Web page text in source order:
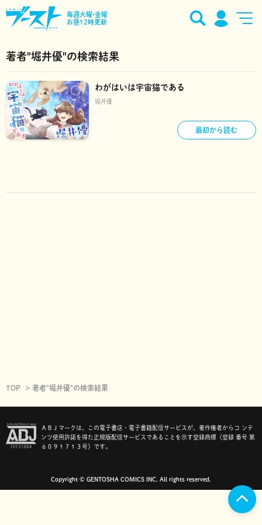
毎週火曜•金曜
お昼12時更新
著者"堀井優"の検索結果
わがはいは宇宙猫である
堀井優
最初から読む
TOP 著者"堀井優"の検索結果
ＡＢＪマークは、この電子書店・電子書籍配信サービスが、著作権者からコ ンテ
ンツ使用許諾を得た正規版配信サービスであることを示す登録商標（登録 番号 第
６０９１７１３号）です。
Copyright © GENTOSHA COMICS INC. All rights reserved.